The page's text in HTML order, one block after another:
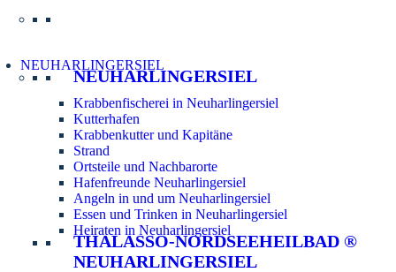
NEUHARLINGERSIEL
NEUHARLINGERSIEL
Krabbenfischerei in Neuharlingersiel
Kutterhafen
Krabbenkutter und Kapitäne
Strand
Ortsteile und Nachbarorte
Hafenfreunde Neuharlingersiel
Angeln in und um Neuharlingersiel
Essen und Trinken in Neuharlingersiel
Heiraten in Neuharlingersiel
THALASSO-NORDSEEHEILBAD ®
NEUHARLINGERSIEL